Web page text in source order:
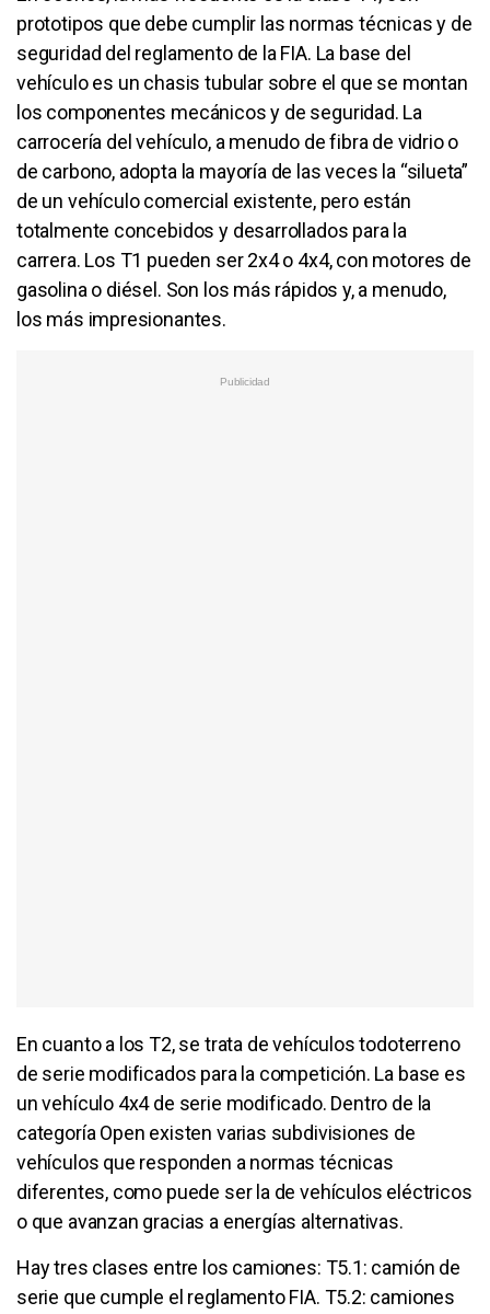
prototipos que debe cumplir las normas técnicas y de
seguridad del reglamento de la FIA. La base del
vehículo es un chasis tubular sobre el que se montan
los componentes mecánicos y de seguridad. La
carrocería del vehículo, a menudo de fibra de vidrio o
de carbono, adopta la mayoría de las veces la “silueta”
de un vehículo comercial existente, pero están
totalmente concebidos y desarrollados para la
carrera. Los T1 pueden ser 2x4 o 4x4, con motores de
gasolina o diésel. Son los más rápidos y, a menudo,
los más impresionantes.
En cuanto a los T2, se trata de vehículos todoterreno
de serie modificados para la competición. La base es
un vehículo 4x4 de serie modificado. Dentro de la
categoría Open existen varias subdivisiones de
vehículos que responden a normas técnicas
diferentes, como puede ser la de vehículos eléctricos
o que avanzan gracias a energías alternativas.
Hay tres clases entre los camiones: T5.1: camión de
serie que cumple el reglamento FIA. T5.2: camiones